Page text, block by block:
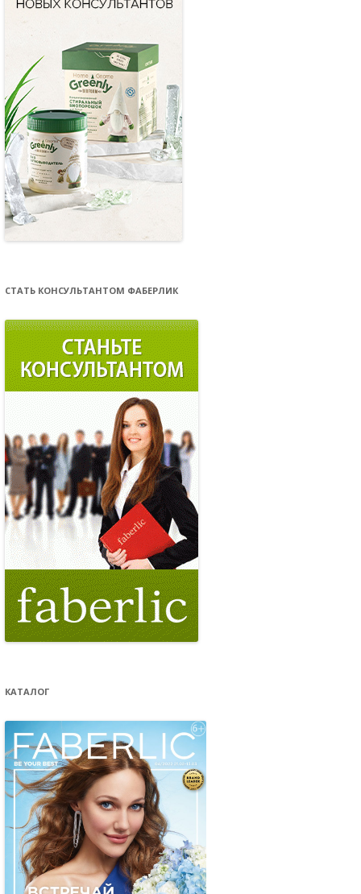
СТАТЬ КОНСУЛЬТАНТОМ ФАБЕРЛИК
КАТАЛОГ